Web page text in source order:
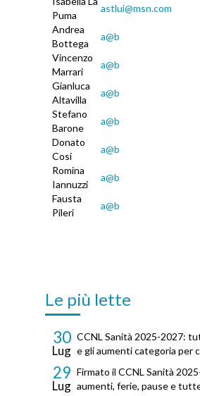
Puma
astlui@msn.com
Andrea
Bottega
a@b
Vincenzo
Marrari
a@b
Gianluca
Altavilla
a@b
Stefano
Barone
a@b
Donato
Cosi
a@b
Romina
Iannuzzi
a@b
Fausta
Pileri
a@b
Le più lette
30
Lug
CCNL Sanità 2025-2027:
e gli aumenti categoria per
29
Lug
Firmato il CCNL Sanità
aumenti, ferie, pause e